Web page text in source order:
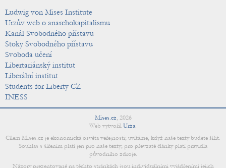
Ludwig von Mises Institute
Urzův web o anarchokapitalismu
Kanál Svobodného přístavu
Stoky Svobodného přístavu
Svoboda učení
Libertariánský institut
Liberální institut
Students for Liberty CZ
INESS
Mises.cz, 2026
Web vytvořil Urza.
Cílem Mises.cz je ekonomická osvěta veřejnosti; uvítáme, když naše texty budete šířit.
Souhlas s šířením platí jen pro naše texty; pro převzaté články platí pravidla
původního zdroje.
Názory prezentované na těchto stránkách jsou individuálními vyjádřeními jejich